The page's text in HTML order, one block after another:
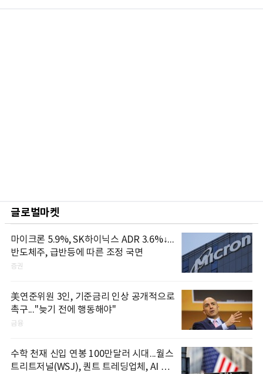
글로벌마켓
마이크론 5.9%, SK하이닉스 ADR 3.6%↓...
반도체주, 급반등에 따른 조정 국면
증권
美연준위원 3인, 기준금리 인상 공개적으로
촉구..."늦기 전에 행동해야"
금융
수학 천재 신입 연봉 100만달러 시대...월스
트리트저널(WSJ), 퀀트 트레딩업체, AI 기